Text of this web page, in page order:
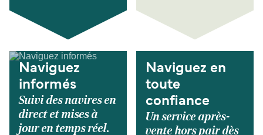
Naviguez
informés
Suivi des navires en
direct et mises à
jour en temps réel.
Naviguez en
toute
confiance
Un service après-
vente hors pair dès